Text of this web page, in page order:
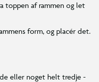
toppen af rammen og let
form, og placér det.
eller noget helt tredje -